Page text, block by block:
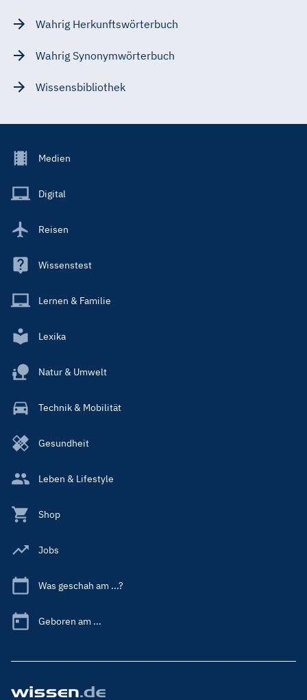
Wahrig Herkunftswörterbuch
Wahrig Synonymwörterbuch
Wissensbibliothek
Footer
Main
Medien
Digital
Reisen
Wissenstest
Lernen & Familie
Lexika
Natur & Umwelt
Technik & Mobilität
Gesundheit
Leben & Lifestyle
Shop
Jobs
Was geschah am ...?
Geboren am ...